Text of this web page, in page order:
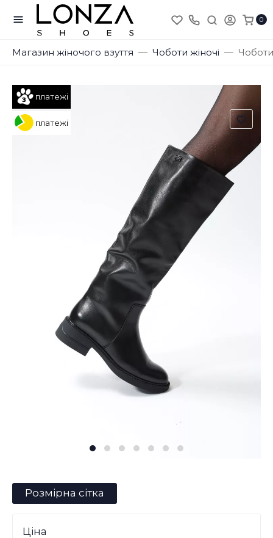
0
Магазин жіночого взуття Чоботи жіночі
платежі
платежі
Розмірна сітка
Ціна